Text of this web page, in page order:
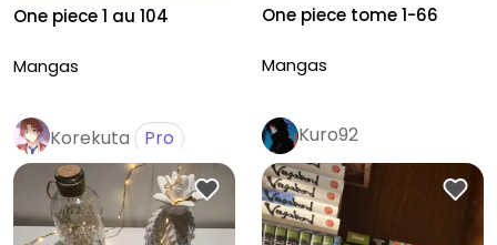
One piece 1 au 104
Mangas
One piece tome 1-66
Mangas
Korekuta Pro Kuro92